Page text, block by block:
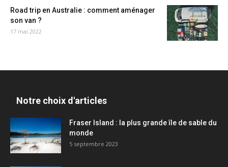
Road trip en Australie : comment aménager
son van ?
17 mai 2022
Notre choix d'articles
Fraser Island : la plus grande île de sable du
monde
5 septembre 2023